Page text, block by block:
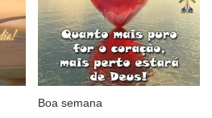
Boa semana